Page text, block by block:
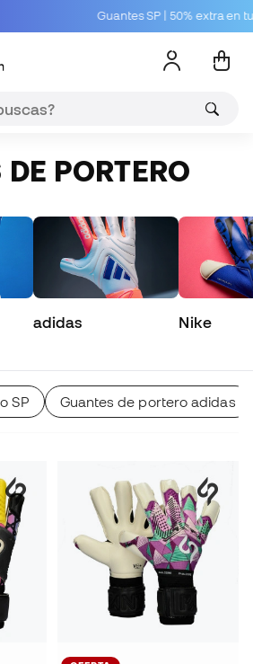
Guantes SP | 50% extra en tu 2ª
DE PORTERO
adidas Nike
SP Guantes de portero adidas